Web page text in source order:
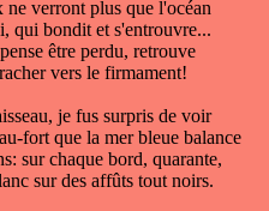
ne verront plus que l'océan
qui bondit et s'entrouvre...
être perdu, retrouve
vers le firmament!
je fus surpris de voir
fort que la mer bleue balance
sur chaque bord, quarante,
sur des affûts tout noirs.